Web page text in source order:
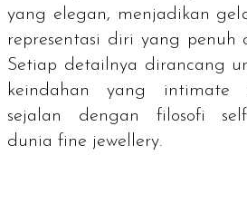
yang elegan, menjadikan
representasi diri yang penuh
Setiap detailnya dirancang
keindahan yang intimate
sejalan dengan filosofi
dunia fine jewellery.